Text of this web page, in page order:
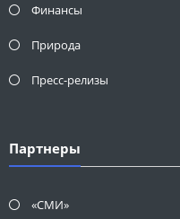
Финансы
Природа
Пресс-релизы
Партнеры
«СМИ»